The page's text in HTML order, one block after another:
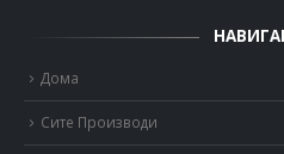
Дома
Сите Производи